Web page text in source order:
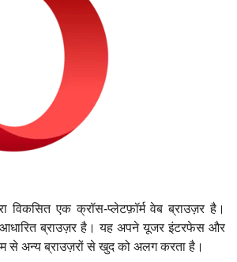
विकसित एक क्रॉस-प्लेटफ़ॉर्म वेब ब्राउज़र है।
ब्राउज़र है। यह अपने यूजर इंटरफेस और
से अन्य ब्राउज़रों से खुद को अलग करता है।